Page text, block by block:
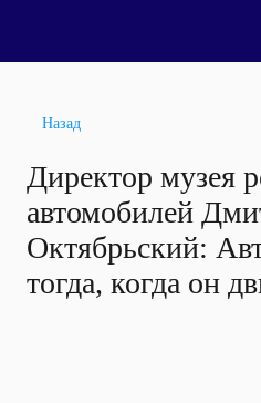
Назад
Директор музея
автомобилей
Октябрьский:
тогда, когда он